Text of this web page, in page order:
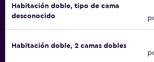
Habitación doble, tipo de cama
desconocido
Habitación doble, 2 camas dobles